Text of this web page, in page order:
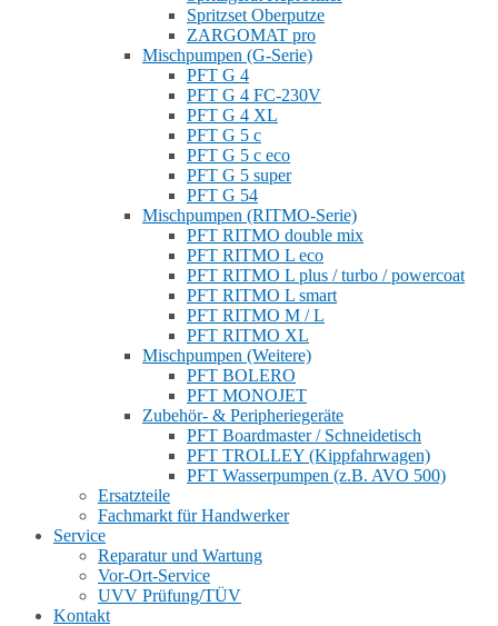
Spritzset Oberputze
ZARGOMAT pro
Mischpumpen (G-Serie)
PFT G 4
PFT G 4 FC-230V
PFT G 4 XL
PFT G 5 c
PFT G 5 c eco
PFT G 5 super
PFT G 54
Mischpumpen (RITMO-Serie)
PFT RITMO double mix
PFT RITMO L eco
PFT RITMO L plus / turbo / powercoat
PFT RITMO L smart
PFT RITMO M / L
PFT RITMO XL
Mischpumpen (Weitere)
PFT BOLERO
PFT MONOJET
Zubehör- & Peripheriegeräte
PFT Boardmaster / Schneidetisch
PFT TROLLEY (Kippfahrwagen)
PFT Wasserpumpen (z.B. AVO 500)
Ersatzteile
Fachmarkt für Handwerker
Service
Reparatur und Wartung
Vor-Ort-Service
UVV Prüfung/TÜV
Kontakt